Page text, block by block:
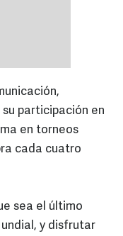
participación en
en torneos
cada cuatro
sea el último
y disfrutar